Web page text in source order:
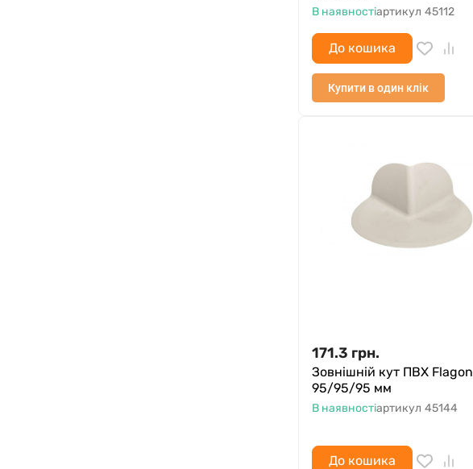
В наявностіартикул 45112
До кошика
Купити в один клік
171.3 грн.
Зовнішній кут ПВХ Flagon
95/95/95 мм
В наявностіартикул 45144
До кошика